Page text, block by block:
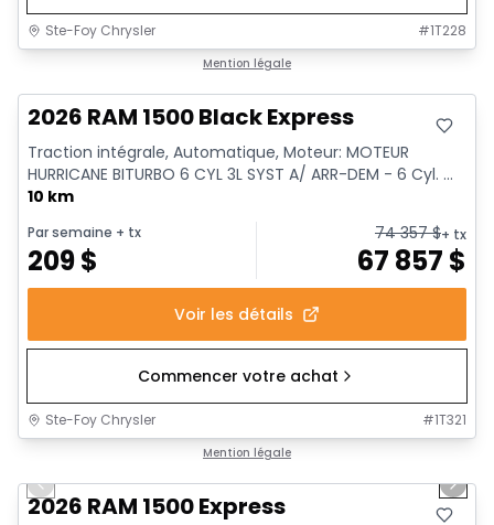
Ste-Foy Chrysler #1T228
Mention légale
2026 RAM 1500 Black Express
Traction intégrale, Automatique, Moteur: MOTEUR
HURRICANE BITURBO 6 CYL 3L SYST A/ ARR-DEM - 6 Cyl. ...
10 km
Par semaine + tx
209$
74 357$+ tx
67 857 $
Voir les détails
Commencer votre achat
Ste-Foy Chrysler #1T321
Mention légale
Previous slide Next
2026 RAM 1500 Express